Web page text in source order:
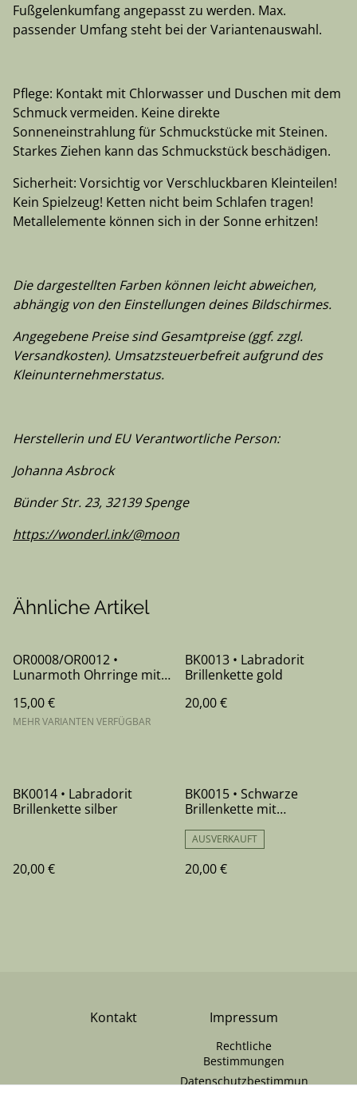
Fußgelenkumfang angepasst zu werden. Max.
passender Umfang steht bei der Variantenauswahl.
Pflege: Kontakt mit Chlorwasser und Duschen mit dem
Schmuck vermeiden. Keine direkte
Sonneneinstrahlung für Schmuckstücke mit Steinen.
Starkes Ziehen kann das Schmuckstück beschädigen.
Sicherheit: Vorsichtig vor Verschluckbaren Kleinteilen!
Kein Spielzeug! Ketten nicht beim Schlafen tragen!
Metallelemente können sich in der Sonne erhitzen!
Die dargestellten Farben können leicht abweichen,
abhängig von den Einstellungen deines Bildschirmes.
Angegebene Preise sind Gesamtpreise (ggf. zzgl.
Versandkosten). Umsatzsteuerbefreit aufgrund des
Kleinunternehmerstatus.
Herstellerin und EU Verantwortliche Person:
Johanna Asbrock
Bünder Str. 23, 32139 Spenge
https://wonderl.ink/@moon
Ähnliche Artikel
OR0008/OR0012 •
Lunarmoth Ohrringe mit
15,00 €
MEHR VARIANTEN VERFÜGBAR
BK0013 • Labradorit
Brillenkette gold
20,00 €
BK0014 • Labradorit
Brillenkette silber
20,00 €
BK0015 • Schwarze
Brillenkette mit
AUSVERKAUFT
20,00 €
Kontakt Impressum
Rechtliche
Bestimmungen
Datenschutzbestimmun